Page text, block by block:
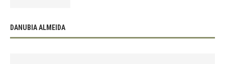
DANUBIA ALMEIDA